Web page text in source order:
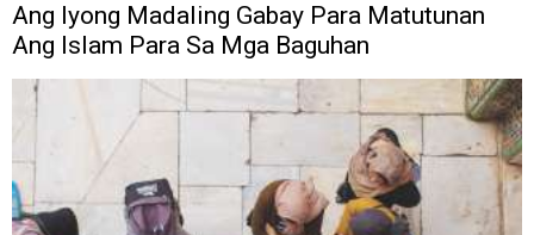
Ang Iyong Madaling Gabay Para Matutunan
Ang Islam Para Sa Mga Baguhan